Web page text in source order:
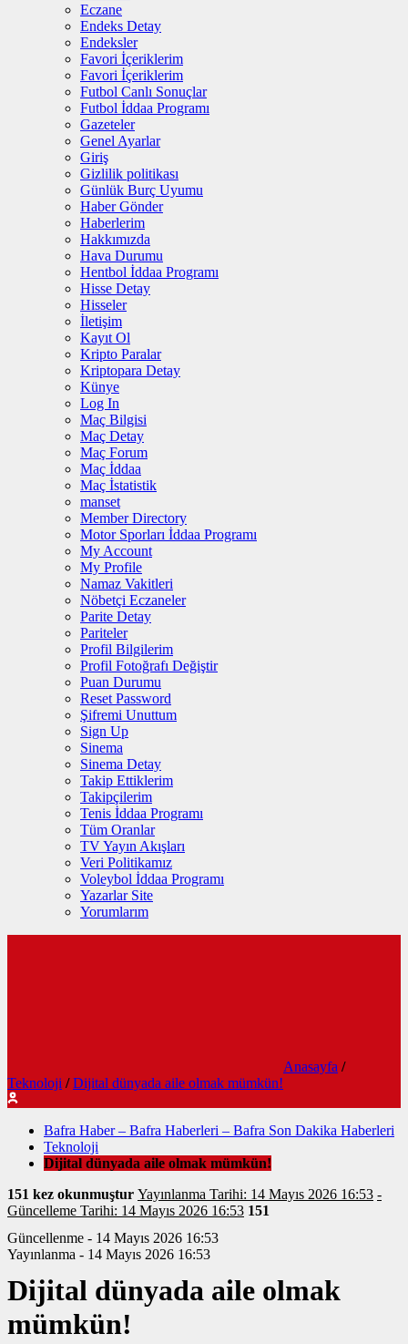
Eczane
Endeks Detay
Endeksler
Favori İçeriklerim
Favori İçeriklerim
Futbol Canlı Sonuçlar
Futbol İddaa Programı
Gazeteler
Genel Ayarlar
Giriş
Gizlilik politikası
Günlük Burç Uyumu
Haber Gönder
Haberlerim
Hakkımızda
Hava Durumu
Hentbol İddaa Programı
Hisse Detay
Hisseler
İletişim
Kayıt Ol
Kripto Paralar
Kriptopara Detay
Künye
Log In
Maç Bilgisi
Maç Detay
Maç Forum
Maç İddaa
Maç İstatistik
manset
Member Directory
Motor Sporları İddaa Programı
My Account
My Profile
Namaz Vakitleri
Nöbetçi Eczaneler
Parite Detay
Pariteler
Profil Bilgilerim
Profil Fotoğrafı Değiştir
Puan Durumu
Reset Password
Şifremi Unuttum
Sign Up
Sinema
Sinema Detay
Takip Ettiklerim
Takipçilerim
Tenis İddaa Programı
Tüm Oranlar
TV Yayın Akışları
Veri Politikamız
Voleybol İddaa Programı
Yazarlar Site
Yorumlarım
Anasayfa /
Teknoloji / Dijital dünyada aile olmak mümkün!
Bafra Haber – Bafra Haberleri – Bafra Son Dakika Haberleri
Teknoloji
Dijital dünyada aile olmak mümkün!
151 kez okunmuştur Yayınlanma Tarihi: 14 Mayıs 2026 16:53 -
Güncelleme Tarihi: 14 Mayıs 2026 16:53 151
Güncellenme - 14 Mayıs 2026 16:53
Yayınlanma - 14 Mayıs 2026 16:53
Dijital dünyada aile olmak
mümkün!